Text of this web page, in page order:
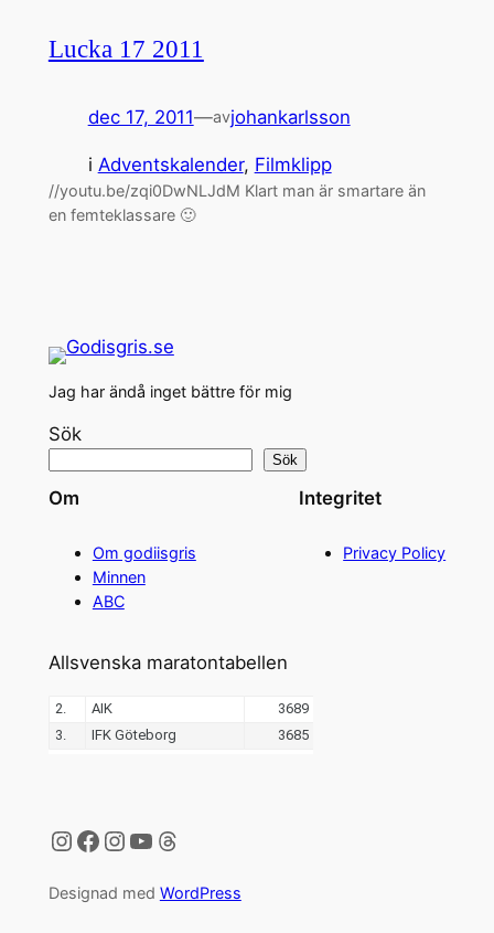
Lucka 17 2011
dec 17, 2011—avjohankarlsson
i Adventskalender, Filmklipp
//youtu.be/zqi0DwNLJdM Klart man är smartare än
en femteklassare 🙂
Jag har ändå inget bättre för mig
Sök
Sök
Om
Om godiisgris
Minnen
ABC
Integritet
Privacy Policy
Allsvenska maratontabellen
Instagram
Facebook
Instagram
YouTube
Threads
Designad med WordPress